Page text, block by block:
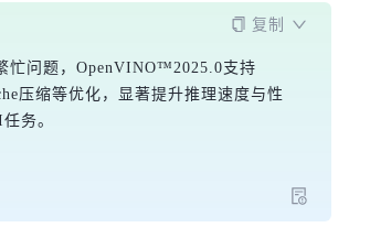
复制
忙问题，OpenVINO™2025.0支持
压缩等优化，显著提升推理速度与性
务。